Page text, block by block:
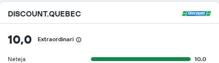
DISCOUNT.QUEBEC
10,0 Extraordinari
Neteja
10.0